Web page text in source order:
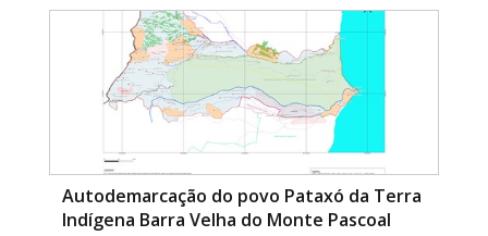
Autodemarcação do povo Pataxó da Terra
Indígena Barra Velha do Monte Pascoal